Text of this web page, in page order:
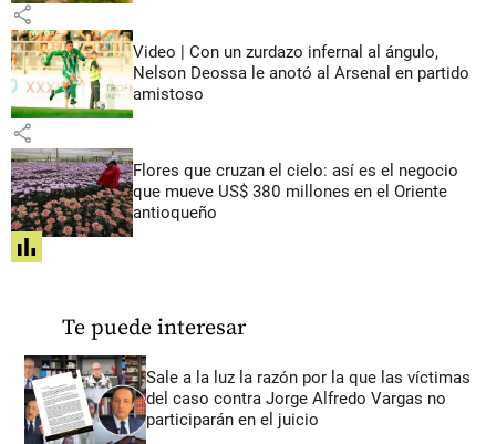
share
Video | Con un zurdazo infernal al ángulo,
Nelson Deossa le anotó al Arsenal en partido
amistoso
share
Flores que cruzan el cielo: así es el negocio
que mueve US$ 380 millones en el Oriente
antioqueño
share
Te puede interesar
Sale a la luz la razón por la que las víctimas
del caso contra Jorge Alfredo Vargas no
participarán en el juicio